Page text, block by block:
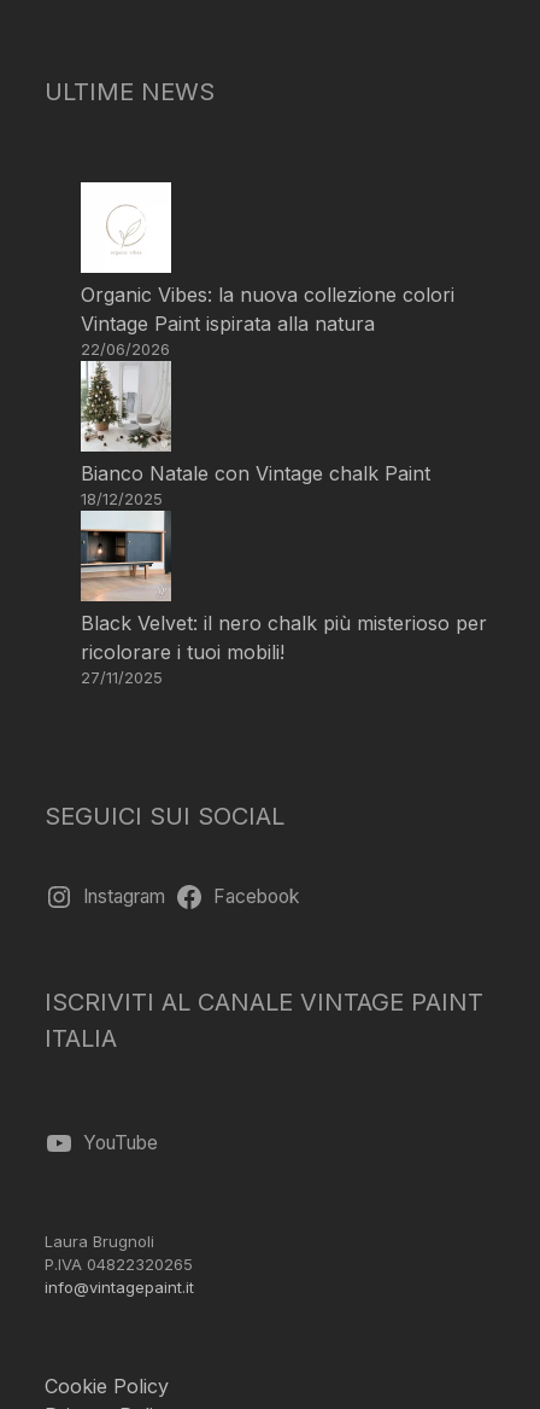
ULTIME NEWS
Organic Vibes: la nuova collezione colori
Vintage Paint ispirata alla natura
22/06/2026
Bianco Natale con Vintage chalk Paint
18/12/2025
Black Velvet: il nero chalk più misterioso per
ricolorare i tuoi mobili!
27/11/2025
SEGUICI SUI SOCIAL
Instagram Facebook
ISCRIVITI AL CANALE VINTAGE PAINT
ITALIA
YouTube
Laura Brugnoli
P.IVA 04822320265
info@vintagepaint.it
Cookie Policy